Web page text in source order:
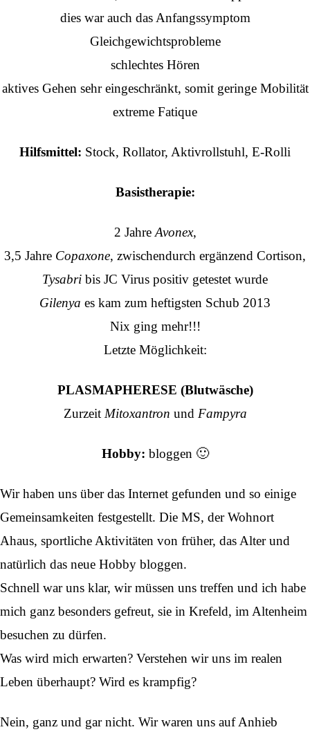
dies war auch das Anfangssymptom
Gleichgewichtsprobleme
schlechtes Hören
aktives Gehen sehr eingeschränkt, somit geringe Mobilität
extreme Fatique
Hilfsmittel: Stock, Rollator, Aktivrollstuhl, E-Rolli
Basistherapie:
2 JahreAvonex,
3,5 Jahre Copaxone, zwischendurch ergänzend Cortison,
Tysabri bis JC Virus positiv getestet wurde
Gilenya es kam zum heftigsten Schub 2013
Nix ging mehr!!!
Letzte Möglichkeit:
PLASMAPHERESE (Blutwäsche)
ZurzeitMitoxantron und Fampyra
Hobby: bloggen 🙂
Wir haben uns über das Internet gefunden und so einige
Gemeinsamkeiten festgestellt. Die MS, der Wohnort
Ahaus, sportliche Aktivitäten von früher, das Alter und
natürlich das neue Hobby bloggen.
Schnell war uns klar, wir müssen uns treffen und ich habe
mich ganz besonders gefreut, sie in Krefeld, im Altenheim
besuchen zu dürfen.
Was wird mich erwarten? Verstehen wir uns im realen
Leben überhaupt? Wird es krampfig?
Nein, ganz und gar nicht. Wir waren uns auf Anhieb